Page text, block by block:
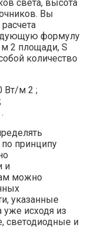
света, высота
Вы
формулу
м 2 площади, S
количество
Вт/м 2 ;
принципу
и
можно
указанные
уже исходя из
светодиодные и